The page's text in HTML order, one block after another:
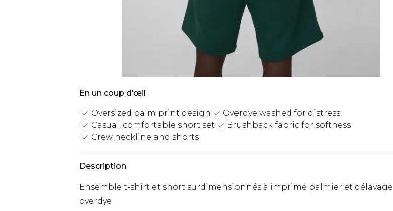
En un coup d’œil
Oversized palm print design
Overdye washed for distress
Casual, comfortable short set
Brushback fabric for softness
Crew neckline and shorts
Description
Ensemble t-shirt et short surdimensionnés à imprimé palmier et délavage
overdye